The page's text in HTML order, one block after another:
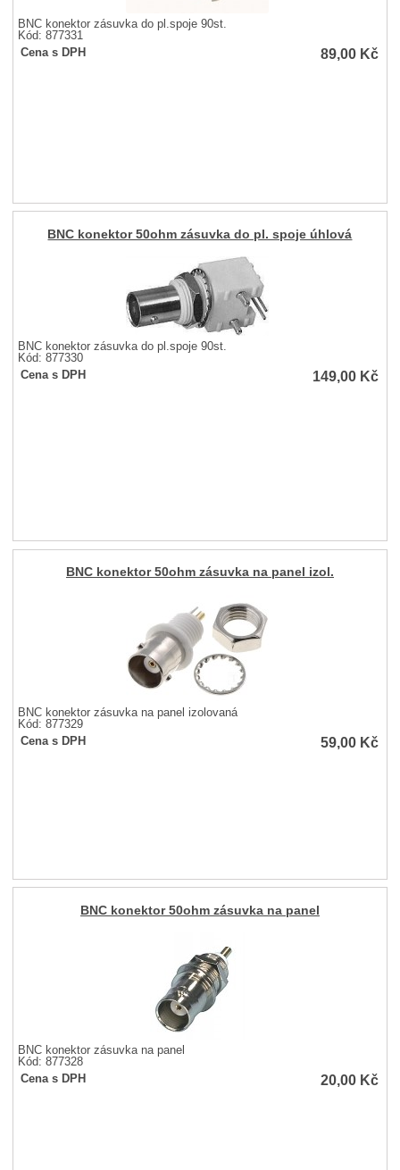
BNC konektor zásuvka do pl.spoje 90st.
Kód: 877331
Cena s DPH
89,00 Kč
BNC konektor 50ohm zásuvka do pl. spoje úhlová
BNC konektor zásuvka do pl.spoje 90st.
Kód: 877330
Cena s DPH
149,00 Kč
BNC konektor 50ohm zásuvka na panel izol.
BNC konektor zásuvka na panel izolovaná
Kód: 877329
Cena s DPH
59,00 Kč
BNC konektor 50ohm zásuvka na panel
BNC konektor zásuvka na panel
Kód: 877328
Cena s DPH
20,00 Kč